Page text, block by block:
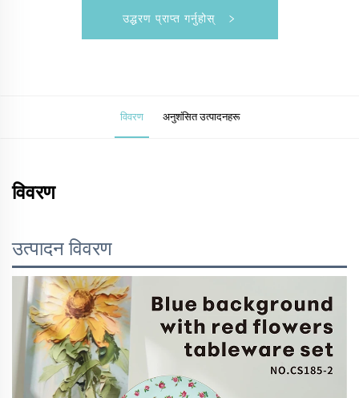
उद्धरण प्राप्त गर्नुहोस्
विवरण अनुशंसित उत्पादनहरू
विवरण
उत्पादन विवरण